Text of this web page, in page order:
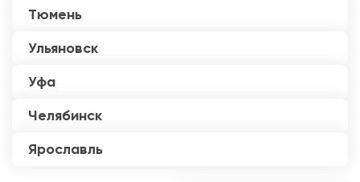
Тюмень
Ульяновск
Уфа
Челябинск
Ярославль